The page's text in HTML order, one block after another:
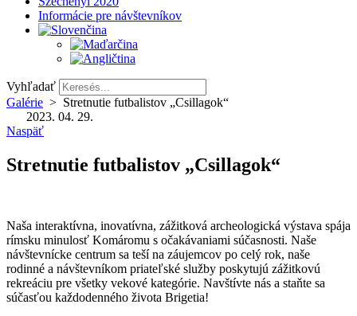
Informácie pre návštevníkov
Vyhľadať
Galérie > Stretnutie futbalistov „Csillagok“
2023. 04. 29.
Naspäť
Stretnutie futbalistov „Csillagok“
Naša interaktívna, inovatívna, zážitková archeologická výstava spája
rímsku minulosť Komáromu s očakávaniami súčasnosti. Naše
návštevnícke centrum sa teší na záujemcov po celý rok, naše
rodinné a návštevníkom priateľské služby poskytujú zážitkovú
rekreáciu pre všetky vekové kategórie. Navštívte nás a staňte sa
súčasťou každodenného života Brigetia!